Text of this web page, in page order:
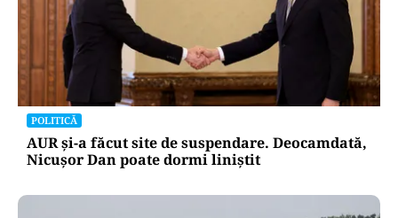
POLITICĂ
AUR și-a făcut site de suspendare. Deocamdată,
Nicușor Dan poate dormi liniștit